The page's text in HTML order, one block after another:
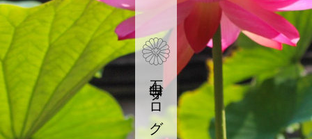
石山寺ブログ